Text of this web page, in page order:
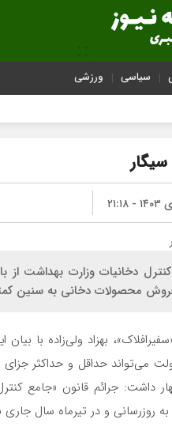
سیاسی ورزشی
دخانیات وزارت بهداشت
دخانی به سنین کمتر از ۱۸ سال
می‌تواند حداقل و حداکثر
داشت: جرائم قانون «جامع